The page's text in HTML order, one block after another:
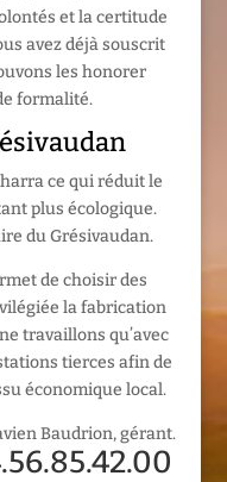
et la certitude
avez déjà souscrit
les honorer
formalité.
ce qui réduit le
plus écologique.
du Grésivaudan.
de choisir des
la fabrication
travaillons qu’avec
tierces afin de
économique local.
Baudrion, gérant.